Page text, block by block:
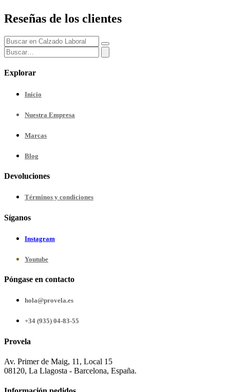
Reseñas de los clientes
Explorar
Inicio
Nuestra Empresa
Marcas
Blog
Devoluciones
Términos y condiciones
Síganos
Instagram
Youtube
Póngase en contacto
hola@provela.es
+34 (935) 04-83-55
Provela
Av. Primer de Maig, 11, Local 15
08120, La Llagosta - Barcelona, España.